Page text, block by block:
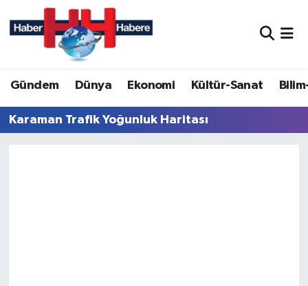
Gündem Dünya Ekonomi Kültür-Sanat
Karaman Trafik Yoğunluk Haritası
Hava Durumu
Trafik Durumu
Süper Lig Puan Durumu ve Fikstür